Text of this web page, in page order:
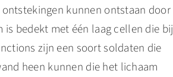
kunnen ontstaan door
is bedekt met één laag cellen die bij
zijn een soort soldaten die
heen kunnen die het lichaam